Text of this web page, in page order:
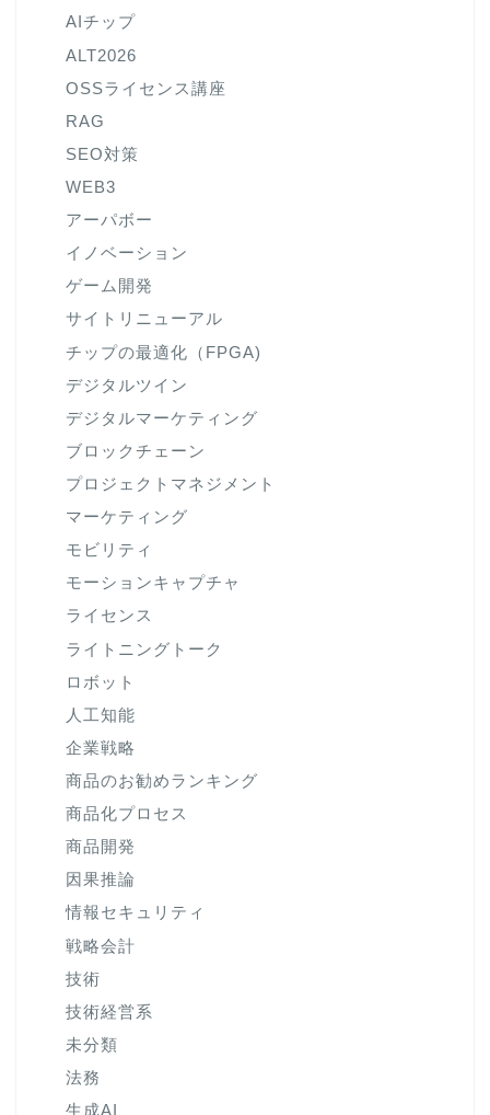
AIチップ
ALT2026
OSSライセンス講座
RAG
SEO対策
WEB3
アーパボー
イノベーション
ゲーム開発
サイトリニューアル
チップの最適化（FPGA)
デジタルツイン
デジタルマーケティング
ブロックチェーン
プロジェクトマネジメント
マーケティング
モビリティ
モーションキャプチャ
ライセンス
ライトニングトーク
ロボット
人工知能
企業戦略
商品のお勧めランキング
商品化プロセス
商品開発
因果推論
情報セキュリティ
戦略会計
技術
技術経営系
未分類
法務
生成AI